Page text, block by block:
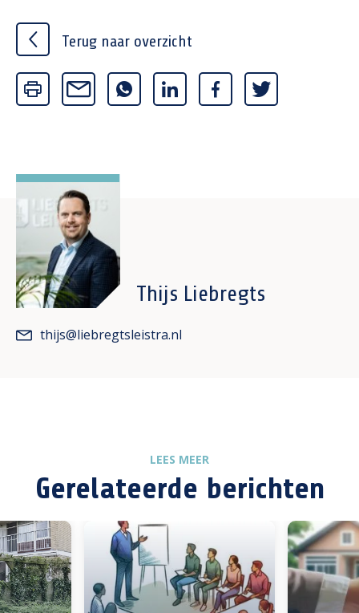
Terug naar overzicht
Thijs Liebregts
thijs@liebregtsleistra.nl
LEES MEER
Gerelateerde berichten